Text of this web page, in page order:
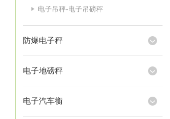
电子吊秤-电子吊磅秤
防爆电子秤
电子地磅秤
电子汽车衡